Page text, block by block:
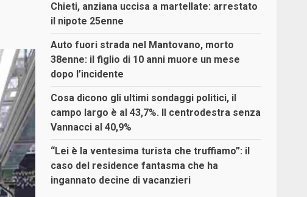
Chieti, anziana uccisa a martellate: arrestato
il nipote 25enne
Auto fuori strada nel Mantovano, morto
38enne: il figlio di 10 anni muore un mese
dopo l’incidente
Cosa dicono gli ultimi sondaggi politici, il
campo largo è al 43,7%. Il centrodestra senza
Vannacci al 40,9%
“Lei è la ventesima turista che truffiamo”: il
caso del residence fantasma che ha
ingannato decine di vacanzieri